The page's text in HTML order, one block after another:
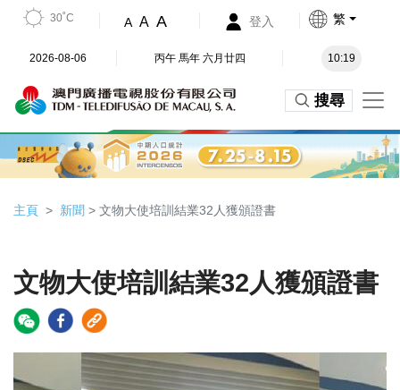
30˚C A A A 登入 繁
2026-08-06 丙午 馬年 六月廿四 10:19
搜尋
主頁 新聞 > 文物大使培訓結業32人獲頒證書
文物大使培訓結業32人獲頒證書